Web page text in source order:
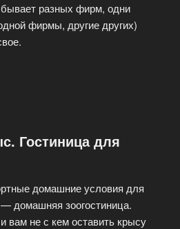
разных фирм, одни
фирмы, другие других)
Гостиница для
домашние условия для
домашняя зоогостиница.
вам не с кем оставить крысу